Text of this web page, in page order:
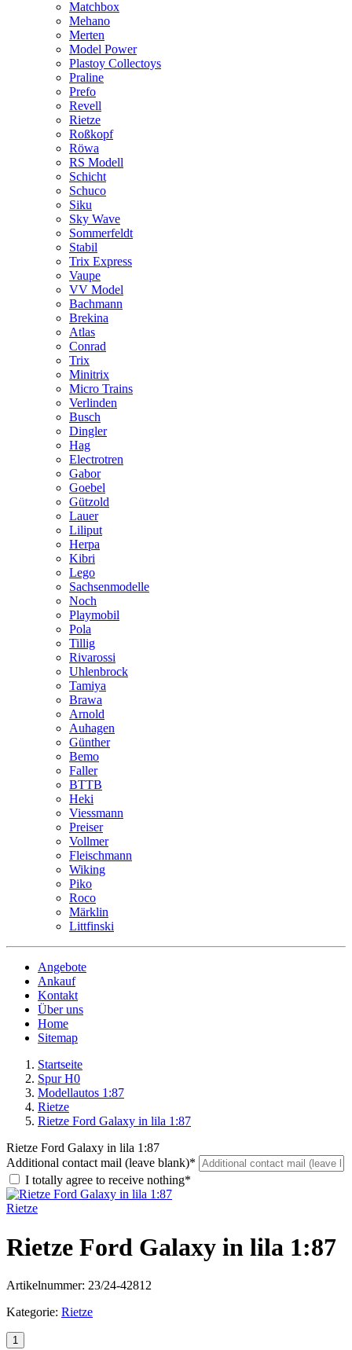
Matchbox
Mehano
Merten
Model Power
Plastoy Collectoys
Praline
Prefo
Revell
Rietze
Roßkopf
Röwa
RS Modell
Schicht
Schuco
Siku
Sky Wave
Sommerfeldt
Stabil
Trix Express
Vaupe
VV Model
Bachmann
Brekina
Atlas
Conrad
Trix
Minitrix
Micro Trains
Verlinden
Busch
Dingler
Hag
Electrotren
Gabor
Goebel
Gützold
Lauer
Liliput
Herpa
Kibri
Lego
Sachsenmodelle
Noch
Playmobil
Pola
Tillig
Rivarossi
Uhlenbrock
Tamiya
Brawa
Arnold
Auhagen
Günther
Bemo
Faller
BTTB
Heki
Viessmann
Preiser
Vollmer
Fleischmann
Wiking
Piko
Roco
Märklin
Littfinski
Angebote
Ankauf
Kontakt
Über uns
Home
Sitemap
Startseite
Spur H0
Modellautos 1:87
Rietze
Rietze Ford Galaxy in lila 1:87
Rietze Ford Galaxy in lila 1:87
Additional contact mail (leave blank)*
I totally agree to receive nothing*
Rietze
Rietze Ford Galaxy in lila 1:87
Artikelnummer: 23/24-42812
Kategorie: Rietze